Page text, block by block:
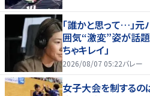
「誰かと思って…」
囲気“激変”姿が話題
ちゃキレイ」
2026/08/07 05:22バレー
女子大会を制する